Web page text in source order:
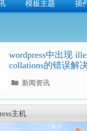
模板主题 插
wordpress中出现
collations的错误解
分
录
新闻资讯
主机